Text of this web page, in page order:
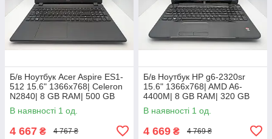
Б/в Ноутбук Acer Aspire ES1-
512 15.6" 1366x768| Celeron
N2840| 8 GB RAM| 500 GB
HDD| HD
В наявності 1 од.
4 667 ₴ 4 767 ₴
Б/в Ноутбук HP g6-2320sr
15.6" 1366x768| AMD A6-
4400M| 8 GB RAM| 320 GB
HDD| Radeon HD 7520G
В наявності 1 од.
4 669 ₴ 4 769 ₴